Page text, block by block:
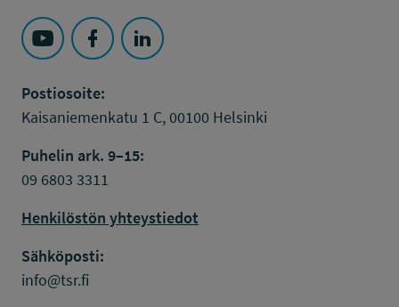
Seuraa Työsuojelurahasto kohteessa: YouTube
Seuraa Työsuojelurahasto kohteessa:
Seuraa Työsuojelurahasto kohteessa:
Postiosoite:
Kaisaniemenkatu 1 C, 00100 Helsinki
Puhelin ark. 9–15:
09 6803 3311
Henkilöstön yhteystiedot
Sähköposti:
info@tsr.fi